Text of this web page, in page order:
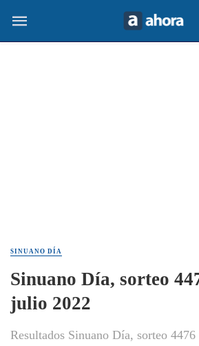
SINUANO DÍA
Sinuano Día, sorteo
julio 2022
Resultados Sinuano Día, sorteo